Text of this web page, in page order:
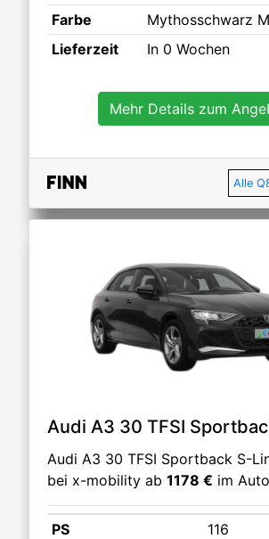
Farbe
Mythosschwarz
Lieferzeit
In 0 Wochen
Mehr Details zum
Alle
Audi A3 30 TFSI
Audi A3 30 TFSI Sportback S-
bei x-mobility ab 1178 € im
PS
116